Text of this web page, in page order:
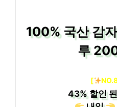
100% 국산 감
루
[
43%할인